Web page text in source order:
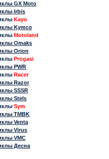
GX Moto
Irbis
Kayo
Kymco
Motoland
Omaks
Orion
Progasi
PWR
Racer
Razor
SSSR
Stels
Sym
TMBK
Venta
Virus
VMC
Десна